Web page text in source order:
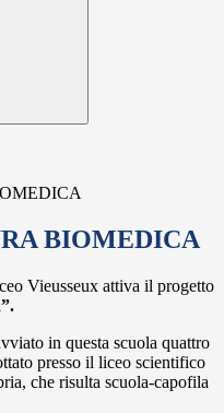
BIOMEDICA
Vieusseux attiva il progetto
in questa scuola quattro
presso il liceo scientifico
che risulta scuola-capofila